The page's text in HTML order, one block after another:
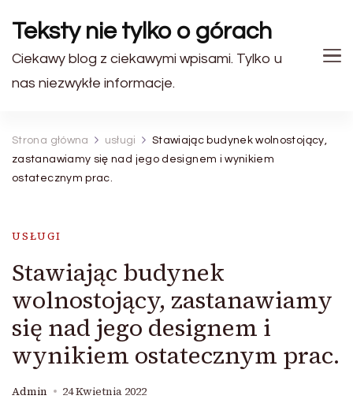
Teksty nie tylko o górach
Ciekawy blog z ciekawymi wpisami. Tylko u
nas niezwykłe informacje.
Strona główna usługi
Stawiając budynek wolnostojący,
zastanawiamy się nad jego designem i wynikiem
ostatecznym prac.
USŁUGI
Stawiając budynek
wolnostojący, zastanawiamy
się nad jego designem i
wynikiem ostatecznym prac.
Admin 24 Kwietnia 2022